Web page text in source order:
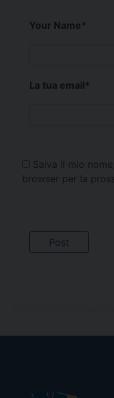
Your Name*
La tua email*
Salva il mio
browser per la